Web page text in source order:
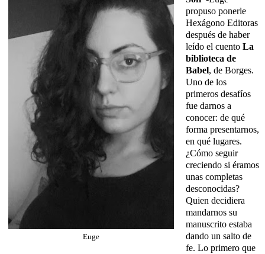
Euge
propuso ponerle
Hexágono Editoras
después de haber
leído el cuentoLa
biblioteca de
Babel, de Borges.
Uno de los
primeros desafíos
fue darnos a
conocer: de qué
forma presentarnos,
en qué lugares.
¿Cómo seguir
creciendo si éramos
unas completas
desconocidas?
Quien decidiera
mandarnos su
manuscrito estaba
dando un salto de
fe. Lo primero que